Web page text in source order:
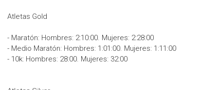
Atletas Gold
- Maratón: Hombres: 2:10:00. Mujeres: 2:28:00
- Medio Maratón: Hombres: 1:01:00. Mujeres: 1:11:00
- 10k: Hombres: 28:00. Mujeres: 32:00